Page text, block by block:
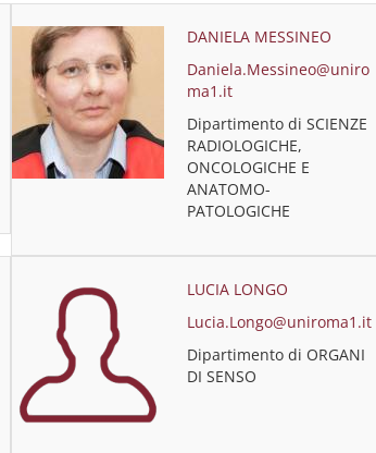
DANIELA MESSINEO
Daniela.Messineo@uniro
ma1.it
Dipartimento di SCIENZE
RADIOLOGICHE,
ONCOLOGICHE E
ANATOMO-
PATOLOGICHE
LUCIA LONGO
Lucia.Longo@uniroma1.it
Dipartimento di ORGANI
DI SENSO